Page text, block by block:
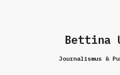
Bettina
Journalismus &